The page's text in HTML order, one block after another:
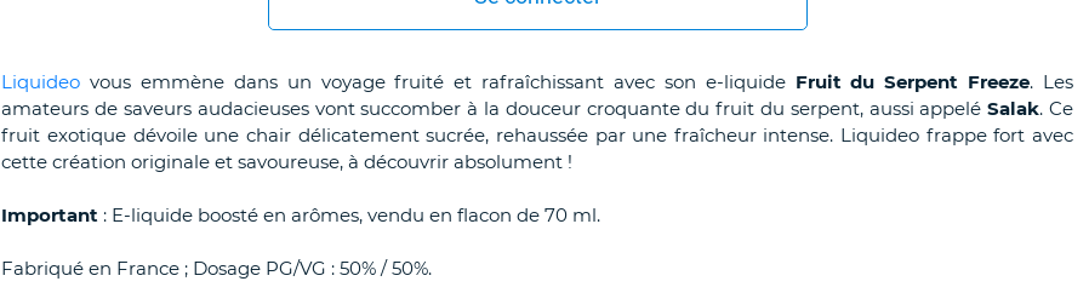
Liquideovous emmène dans un voyage fruité et rafraîchissant avec son e-liquideFruit du Serpent Freeze. Les
amateurs de saveurs audacieuses vont succomber à la douceur croquante du fruit du serpent, aussi appeléSalak. Ce
fruit exotique dévoile une chair délicatement sucrée, rehaussée par une fraîcheur intense. Liquideo frappe fort avec
cette création originale et savoureuse, à découvrir absolument !
Important : E-liquide boosté en arômes, vendu en flacon de 70 ml.
Fabriqué en France ; Dosage PG/VG : 50% / 50%.